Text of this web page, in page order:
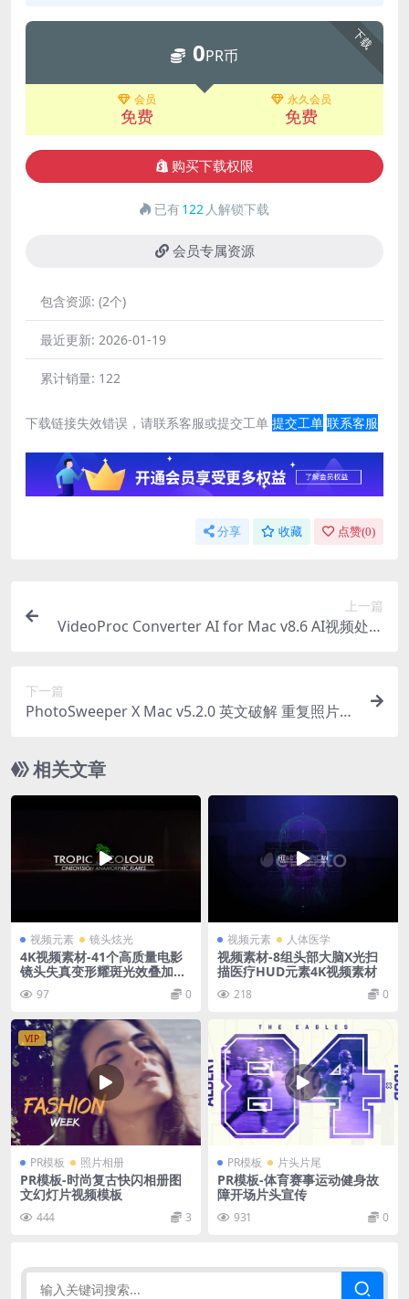
下载
0PR币
会员
免费
永久会员
免费
购买下载权限
已有122 人解锁下载
会员专属资源
包含资源: (2个)
最近更新: 2026-01-19
累计销量: 122
下载链接失效错误，请联系客服或提交工单 提交工单 联系客服
分享 收藏 点赞(0)
上一篇
VideoProc Converter AI for Mac v8.6 AI视频处理
下一篇
PhotoSweeper X Mac v5.2.0 英文破解 重复照片清
相关文章
视频元素 镜头炫光
4K视频素材-41个高质量电影
镜头失真变形耀斑光效叠加动
画素材包 Tropic Color – Cine
ovision Anamorphic
97 0
视频元素 人体医学
视频素材-8组头部大脑X光扫
描医疗HUD元素4K视频素材
218 0
VIP
PR模板 照片相册
PR模板-时尚复古快闪相册图
文幻灯片视频模板
444 3
PR模板 片头片尾
PR模板-体育赛事运动健身故
障开场片头宣传
931 0